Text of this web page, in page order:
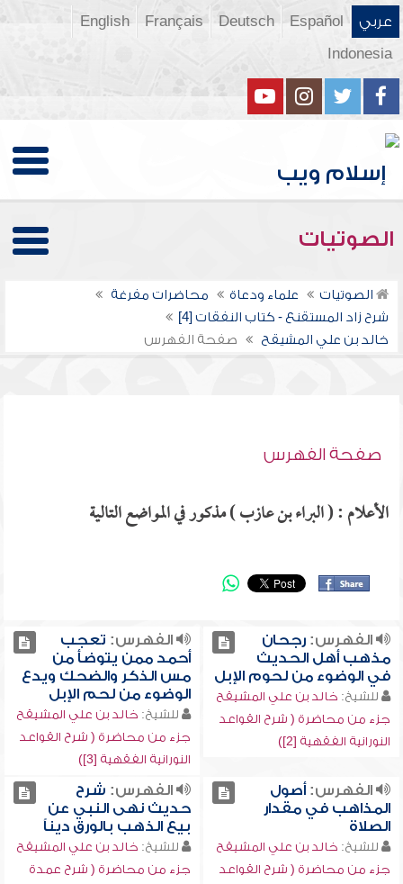
عربي Español
Deutsch
Français
English
Indonesia
الصوتيات
الصوتيات علماء ودعاة
محاضرات مفرغة
شرح زاد المستقنع - كتاب النفقات [4]
خالد بن علي المشيقح
صفحة الفهرس
صفحة الفهرس
الأعلام : ( البراء بن عازب ) مذكور في المواضع التالية
الفهرس:رجحان
مذهب أهل الحديث
في الوضوء من لحوم الإبل
للشيخ: خالد بن علي المشيقح
جزء من محاضرة ( شرح القواعد
النورانية الفقهية [2])
الفهرس: تعجب
أحمد ممن يتوضأ من
مس الذكر والضحك ويدع
الوضوء من لحم الإبل
للشيخ: خالد بن علي المشيقح
جزء من محاضرة ( شرح القواعد
النورانية الفقهية [3])
الفهرس:أصول
المذاهب في مقدار
الصلاة
للشيخ: خالد بن علي المشيقح
جزء من محاضرة ( شرح القواعد
الفهرس: شرح
حديث نهى النبي عن
بيع الذهب بالورق ديناً
للشيخ: خالد بن علي المشيقح
جزء من محاضرة ( شرح عمدة